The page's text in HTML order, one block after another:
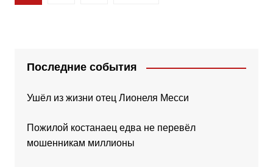
записей
Последние события
Ушёл из жизни отец Лионеля Месси
Пожилой костанаец едва не перевёл
мошенникам миллионы